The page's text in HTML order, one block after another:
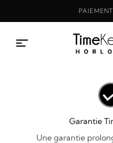
Garantie
Une garantie